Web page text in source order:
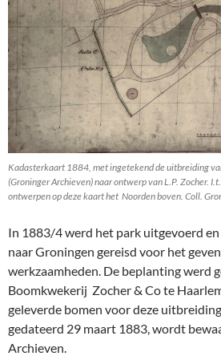
Kadasterkaart 1884, met ingetekend de uitbreiding
(Groninger Archieven) naar ontwerp van L.P. Zocher.
ontwerpen op deze kaart het Noorden boven. Coll.
In 1883/4 werd het park uitgevoerd en
naar Groningen gereisd voor het
werkzaamheden. De beplanting werd
Boomkwekerij Zocher & Co te
geleverde bomen voor deze uitbreiding
gedateerd 29 maart 1883, wordt
Archieven.